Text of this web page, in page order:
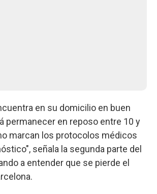
en su domicilio en buen
permanecer en reposo entre 10 y
marcan los protocolos médicos
señala la segunda parte del
a entender que se pierde el